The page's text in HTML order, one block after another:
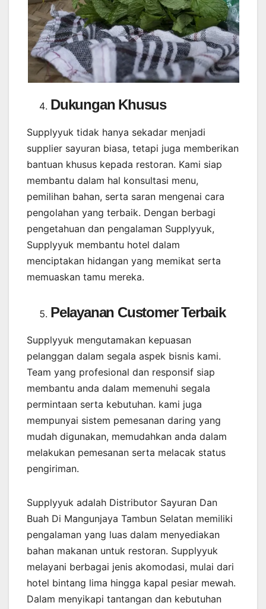
Dukungan Khusus
Supplyyuk tidak hanya sekadar menjadi
supplier sayuran biasa, tetapi juga memberikan
bantuan khusus kepada restoran. Kami siap
membantu dalam hal konsultasi menu,
pemilihan bahan, serta saran mengenai cara
pengolahan yang terbaik. Dengan berbagi
pengetahuan dan pengalaman Supplyyuk,
Supplyyuk membantu hotel dalam
menciptakan hidangan yang memikat serta
memuaskan tamu mereka.
Pelayanan Customer Terbaik
Supplyyuk mengutamakan kepuasan
pelanggan dalam segala aspek bisnis kami.
Team yang profesional dan responsif siap
membantu anda dalam memenuhi segala
permintaan serta kebutuhan. kami juga
mempunyai sistem pemesanan daring yang
mudah digunakan, memudahkan anda dalam
melakukan pemesanan serta melacak status
pengiriman.
Supplyyuk adalah Distributor Sayuran Dan
Buah Di Mangunjaya Tambun Selatan memiliki
pengalaman yang luas dalam menyediakan
bahan makanan untuk restoran. Supplyyuk
melayani berbagai jenis akomodasi, mulai dari
hotel bintang lima hingga kapal pesiar mewah.
Dalam menyikapi tantangan dan kebutuhan